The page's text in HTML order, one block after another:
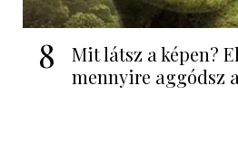
8
Mit látsz a képen?
mennyire aggódsz